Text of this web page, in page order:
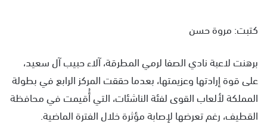
كتبت: مروة حسن
برهنت لاعبة نادي الصفا لرمي المطرقة، آلاء حبيب آل سعيد،
على قوة إرادتها وعزيمتها، بعدما حققت المركز الرابع في بطولة
المملكة لألعاب القوى لفئة الناشئات، التي أُقيمت في محافظة
القطيف، رغم تعرضها لإصابة مؤثرة خلال الفترة الماضية.